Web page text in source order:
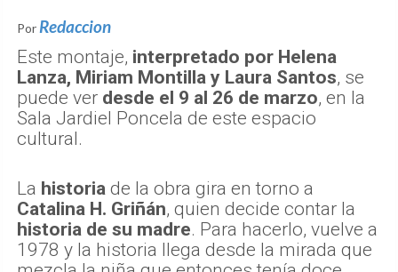
Por Redaccion
Este montaje, interpretado por Helena
Lanza, Miriam Montilla y Laura Santos, se
puede ver desde el 9 al 26 de marzo, en la
Sala Jardiel Poncela de este espacio
cultural.
La historia de la obra gira en torno a
Catalina H. Griñán, quien decide contar la
historia de su madre. Para hacerlo, vuelve a
1978 y la historia llega desde la mirada que